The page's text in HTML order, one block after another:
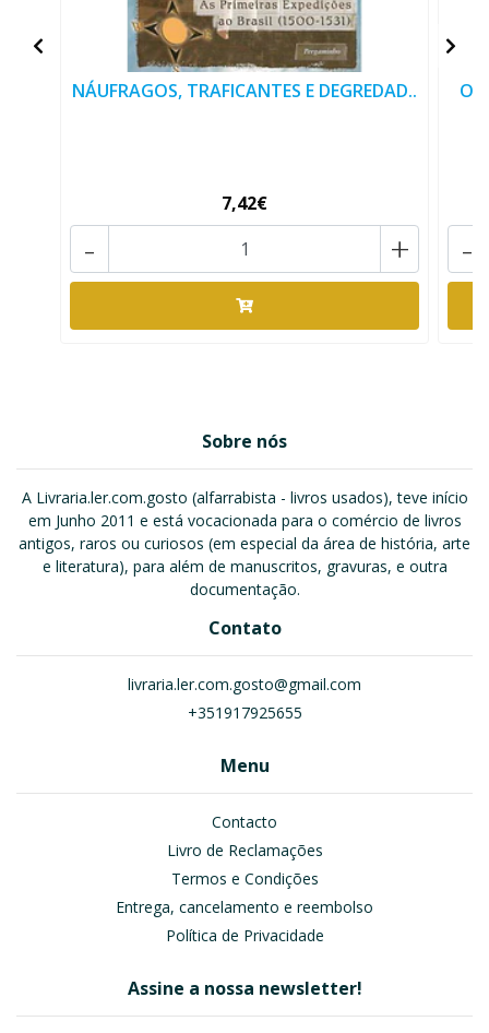
NÁUFRAGOS, TRAFICANTES E DEGREDAD..
7,42€
+
-
O
-
Sobre nós
A Livraria.ler.com.gosto (alfarrabista - livros usados), teve início
em Junho 2011 e está vocacionada para o comércio de livros
antigos, raros ou curiosos (em especial da área de história, arte
e literatura), para além de manuscritos, gravuras, e outra
documentação.
Contato
livraria.ler.com.gosto@gmail.com
+351917925655
Menu
Contacto
Livro de Reclamações
Termos e Condições
Entrega, cancelamento e reembolso
Política de Privacidade
Assine a nossa newsletter!